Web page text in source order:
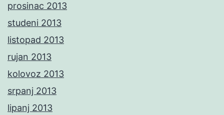
prosinac 2013
studeni 2013
listopad 2013
rujan 2013
kolovoz 2013
srpanj 2013
lipanj 2013